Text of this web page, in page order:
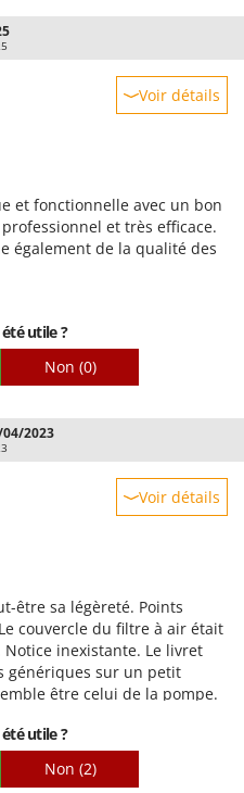
Voir détails
et fonctionnelle avec un bon
et très efficace.
également de la qualité des
utile ?
Non (0)
04/2023
Voir détails
être sa légèreté. Points
couvercle du filtre à air était
Notice inexistante. Le livret
génériques sur un petit
être celui de la pompe.
tuyaux. Et la mauvaise
en millimètres au lieu de
le tuyau et la lance fournis
utile ?
Non (2)